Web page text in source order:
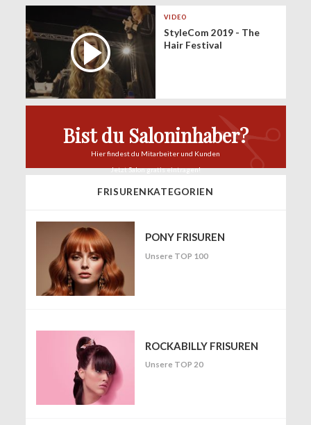
VIDEO
StyleCom 2019 - The
Hair Festival
Bist du Saloninhaber?
Hier findest du Mitarbeiter und Kunden
Jetzt Salongratis eintragen!
FRISURENKATEGORIEN
PONY FRISUREN
Unsere TOP 100
ROCKABILLY FRISUREN
Unsere TOP 20